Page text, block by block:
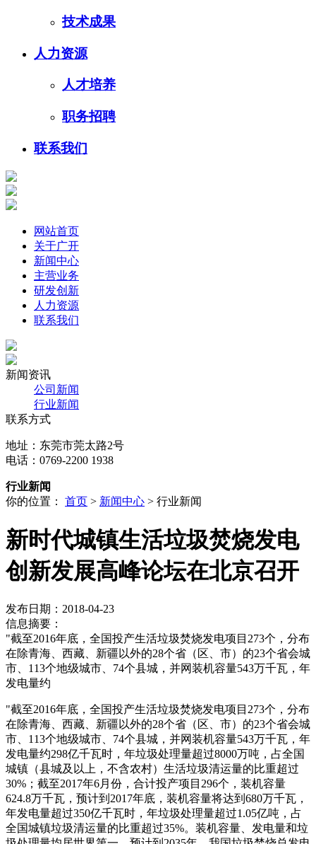
技术成果
人力资源
人才培养
职务招聘
联系我们
网站首页
关于广开
新闻中心
主营业务
研发创新
人力资源
联系我们
新闻资讯
公司新闻
行业新闻
联系方式
地址：东莞市莞太路2号
电话：0769-2200 1938
行业新闻
你的位置： 首页 > 新闻中心 > 行业新闻
新时代城镇生活垃圾焚烧发电
创新发展高峰论坛在北京召开
发布日期：2018-04-23
信息摘要：
"截至2016年底，全国投产生活垃圾焚烧发电项目273个，分布
在除青海、西藏、新疆以外的28个省（区、市）的23个省会城
市、113个地级城市、74个县城，并网装机容量543万千瓦，年
发电量约
"截至2016年底，全国投产生活垃圾焚烧发电项目273个，分布
在除青海、西藏、新疆以外的28个省（区、市）的23个省会城
市、113个地级城市、74个县城，并网装机容量543万千瓦，年
发电量约298亿千瓦时，年垃圾处理量超过8000万吨，占全国
城镇（县城及以上，不含农村）生活垃圾清运量的比重超过
30%；截至2017年6月份，合计投产项目296个，装机容量
624.8万千瓦，预计到2017年底，装机容量将达到680万千瓦，
年发电量超过350亿千瓦时，年垃圾处理量超过1.05亿吨，占
全国城镇垃圾清运量的比重超过35%。装机容量、发电量和垃